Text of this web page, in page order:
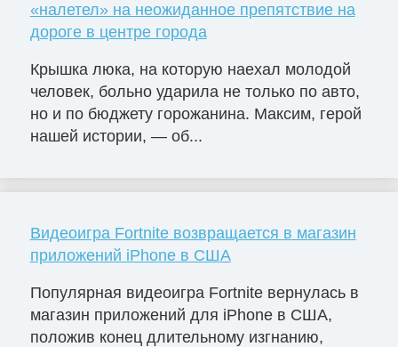
«налетел» на неожиданное препятствие на
дороге в центре города
Крышка люка, на которую наехал молодой
человек, больно ударила не только по авто,
но и по бюджету горожанина. Максим, герой
нашей истории, — об...
Видеоигра Fortnite возвращается в магазин
приложений iPhone в США
Популярная видеоигра Fortnite вернулась в
магазин приложений для iPhone в США,
положив конец длительному изгнанию,